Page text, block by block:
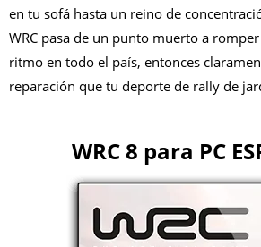
en tu sofá hasta un reino de
WRC pasa de un punto muerto a
ritmo en todo el país, entonces
reparación que tu deporte de rally de
WRC 8 para PC